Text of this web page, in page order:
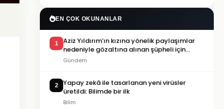
EN ÇOK OKUNANLAR
1
Aziz Yıldırım’ın kızına yönelik paylaşımlar
nedeniyle gözaltına alınan şüpheli için
tutuklama talebi
Gündem
2
Yapay zekâ ile tasarlanan yeni virüsler
üretildi: Bilimde bir ilk
Bilim